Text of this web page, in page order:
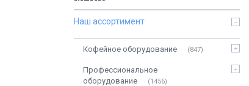
Наш ассортимент
Кофейное оборудование 847
Профессиональное
оборудование
1456